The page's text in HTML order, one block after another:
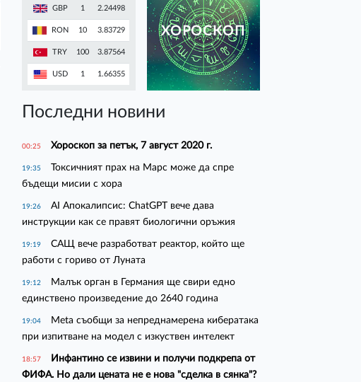
GBP 1 2.24498
RON 10 3.83729
TRY 100 3.87564
USD 1 1.66355
ХОРОСКОП
Последни новини
00:25 Хороскоп за петък, 7 август 2020 г.
19:35
Токсичният прах на Марс може да спре
бъдещи мисии с хора
19:26
AI Апокалипсис: ChatGPT вече дава
инструкции как се правят биологични оръжия
19:19
САЩ вече разработват реактор, който ще
работи с гориво от Луната
19:12
Малък орган в Германия ще свири едно
единствено произведение до 2640 година
19:04
Meta съобщи за непреднамерена кибератака
при изпитване на модел с изкуствен интелект
18:57
Инфантино се извини и получи подкрепа от
ФИФА. Но дали цената не е нова "сделка в сянка"?